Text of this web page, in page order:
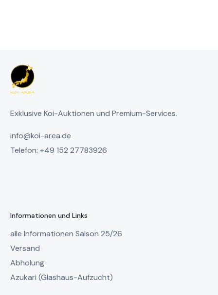
Exklusive Koi-Auktionen und Premium-Services.
info@koi-area.de
Telefon: +49 152 27783926
Informationen und Links
alle Informationen Saison 25/26
Versand
Abholung
Azukari (Glashaus-Aufzucht)